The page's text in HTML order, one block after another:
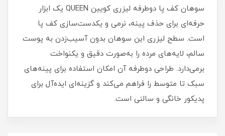
سوهان کف پا دوطرفه لیزری کویین QUEEN یک ابزار
حرفه‌ای برای حذف پینه، نرمی و یکدست‌سازی کف پا
است. سطح لیزری این سوهان بدون آسیب‌زدن به پوست
سالم، لایه‌های مرده را به‌صورت دقیق و یکنواخت
برمی‌دارد. طراحی دوطرفه آن امکان استفاده برای پینه‌های
سبک تا متوسط را فراهم می‌کند و گزینه‌ای ایده‌آل برای
پدیکور خانگی و سالنی است.